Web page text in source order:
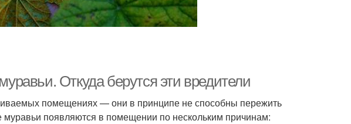
Откуда берутся эти вредители
помещениях — они в принципе не способны пережить
появляются в помещении по нескольким причинам: